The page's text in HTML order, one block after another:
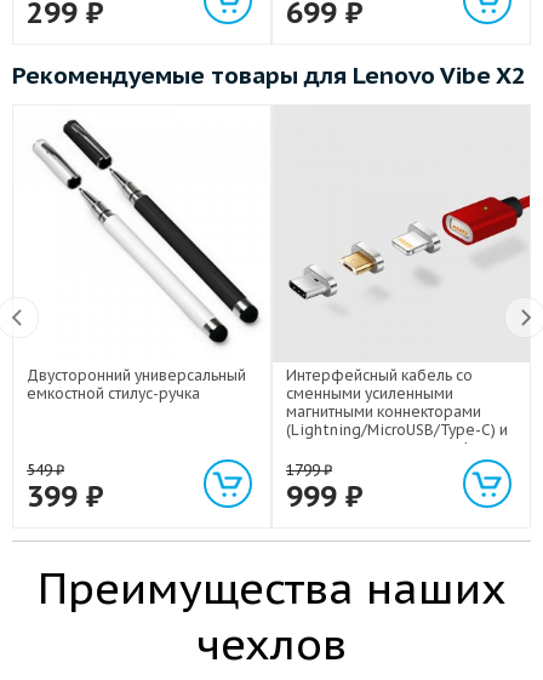
299 ₽ 699 ₽
Рекомендуемые товары для Lenovo Vibe X2
Двусторонний универсальный
емкостной стилус-ручка
549₽
399 ₽
Интерфейсный кабель со
сменными усиленными
магнитными коннекторами
(Lightning/MicroUSB/Type-C) и
световым индикатором 1м
1799₽
999 ₽
Преимущества наших
чехлов